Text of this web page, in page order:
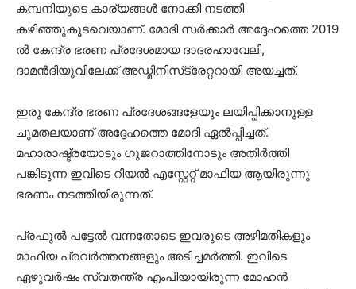
കമ്പനിയുടെ കാര്യങ്ങള്‍ നോക്കി നടത്തി
കഴിഞ്ഞുകൂടവെയാണ്. മോദി സര്‍ക്കാര്‍ അദ്ദേഹത്തെ 2019
ല്‍ കേന്ദ്ര ഭരണ പ്രദേശമായ ദാദരഹാവേലി,
ദാമന്‍ദിയുവിലേക്ക് അഡ്മിനിസ്‌ട്രേറ്ററായി അയച്ചത്.
ഇരു കേന്ദ്ര ഭരണ പ്രദേശങ്ങളേയും ലയിപ്പിക്കാനുള്ള
ചുമതലയാണ് അദ്ദേഹത്തെ മോദി ഏല്‍പ്പിച്ചത്.
മഹാരാഷ്ട്രയോടും ഗുജറാത്തിനോടും അതിര്‍ത്തി
പങ്കിടുന്ന ഇവിടെ റിയല്‍ എസ്റ്റേറ്റ് മാഫിയ ആയിരുന്നു
ഭരണം നടത്തിയിരുന്നത്.
പ്രഫുല്‍ പട്ടേല്‍ വന്നതോടെ ഇവരുടെ അഴിമതികളും
മാഫിയ പ്രവര്‍ത്തനങ്ങളും അടിച്ചമര്‍ത്തി. ഇവിടെ
ഏഴുവര്‍ഷം സ്വതന്ത്ര എംപിയായിരുന്ന മോഹന്‍